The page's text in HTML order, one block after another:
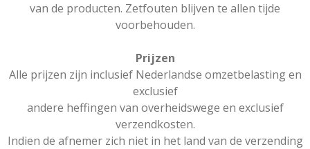
van de producten. Zetfouten blijven te allen tijde
voorbehouden.
Prijzen
Alle prijzen zijn inclusief Nederlandse omzetbelasting en
exclusief
andere heffingen van overheidswege en exclusief
verzendkosten.
Indien de afnemer zich niet in het land van de verzending